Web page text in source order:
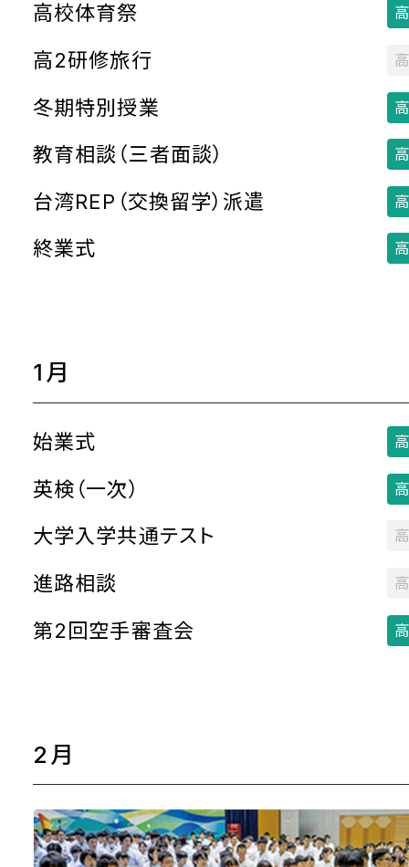
高校体育祭
高2研修旅行
冬期特別授業
教育相談（三者面談）
台湾REP（交換留学）派遣
終業式
1月
始業式
英検（一次）
大学入学共通テスト
進路相談
第2回空手審査会
2月